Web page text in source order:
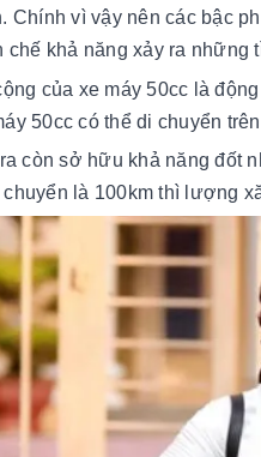
Chính vì vậy nên các bậc
chế khả năng xảy ra những
của xe máy 50cc là
50cc có thể di chuyển
còn sở hữu khả năng đốt
là 100km thì lượng